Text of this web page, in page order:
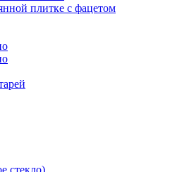
плитке с фацетом
стекло)